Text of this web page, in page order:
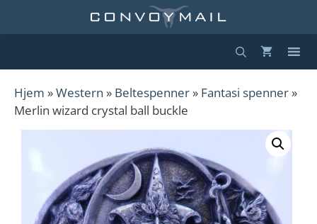
Hjem »Western » Beltespenner » Fantasi spenner »
Merlin wizard crystal ball buckle